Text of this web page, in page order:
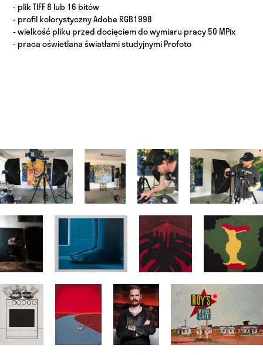
- plik TIFF 8 lub 16 bitów
- profil kolorystyczny Adobe RGB1998
- wielkość pliku przed docięciem do wymiaru pracy 50 MPix
- praca oświetlana światłami studyjnymi Profoto